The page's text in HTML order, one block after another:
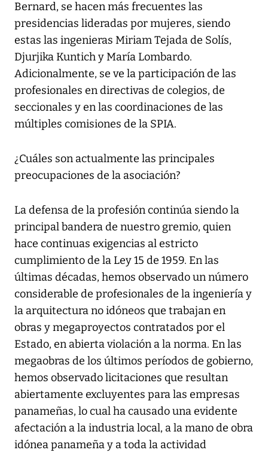
Bernard, se hacen más frecuentes las
presidencias lideradas por mujeres, siendo
estas las ingenieras Miriam Tejada de Solís,
Djurjika Kuntich y María Lombardo.
Adicionalmente, se ve la participación de las
profesionales en directivas de colegios, de
seccionales y en las coordinaciones de las
múltiples comisiones de la SPIA.
¿Cuáles son actualmente las principales
preocupaciones de la asociación?
La defensa de la profesión continúa siendo la
principal bandera de nuestro gremio, quien
hace continuas exigencias al estricto
cumplimiento de la Ley 15 de 1959. En las
últimas décadas, hemos observado un número
considerable de profesionales de la ingeniería y
la arquitectura no idóneos que trabajan en
obras y megaproyectos contratados por el
Estado, en abierta violación a la norma. En las
megaobras de los últimos períodos de gobierno,
hemos observado licitaciones que resultan
abiertamente excluyentes para las empresas
panameñas, lo cual ha causado una evidente
afectación a la industria local, a la mano de obra
idónea panameña y a toda la actividad